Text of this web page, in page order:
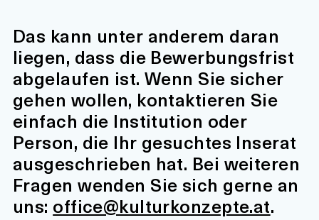
Das kann unter anderem daran
liegen, dass die Bewerbungsfrist
abgelaufen ist. Wenn Sie sicher
gehen wollen, kontaktieren Sie
einfach die Institution oder
Person, die Ihr gesuchtes Inserat
ausgeschrieben hat. Bei weiteren
Fragen wenden Sie sich gerne an
uns: office@kulturkonzepte.at.